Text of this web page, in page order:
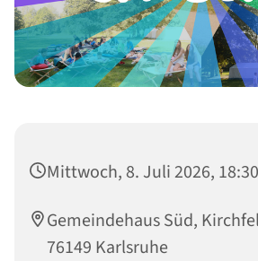
Mittwoch, 8. Juli 2026,
Gemeindehaus Süd,
76149 Karlsruhe